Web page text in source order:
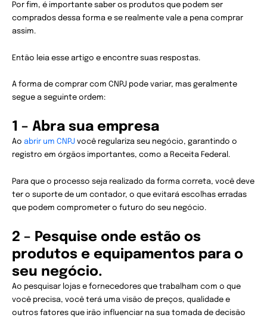
Por fim, é importante saber os produtos que podem ser
comprados dessa forma e se realmente vale a pena comprar
assim.
Então leia esse artigo e encontre suas respostas.
A forma de comprar com CNPJ pode variar, mas geralmente
segue a seguinte ordem:
1 – Abra sua empresa
Ao abrir um CNPJ você regulariza seu negócio, garantindo o
registro em órgãos importantes, como a Receita Federal.
Para que o processo seja realizado da forma correta, você deve
ter o suporte de um contador, o que evitará escolhas erradas
que podem comprometer o futuro do seu negócio.
2 – Pesquise onde estão os
produtos e equipamentos para o
seu negócio.
Ao pesquisar lojas e fornecedores que trabalham com o que
você precisa, você terá uma visão de preços, qualidade e
outros fatores que irão influenciar na sua tomada de decisão